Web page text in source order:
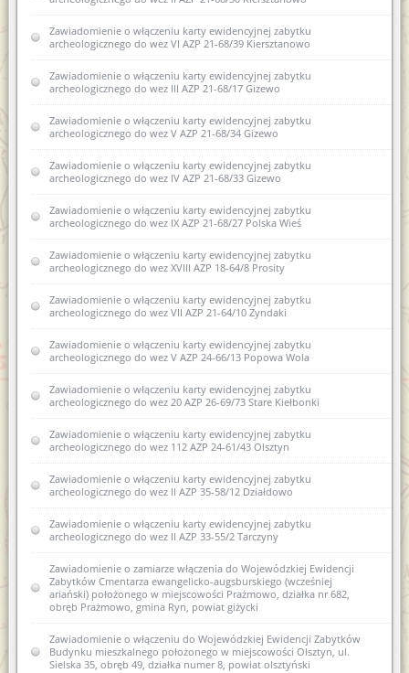
administracyjnego w sprawie wydania pozwolenia na
prowadzenie archeologicznych badań powierzchniowych na
trasie planowanej budowy obwodnicy miejscowości Gąski
Zawiadomienie o sporządzeniu nowej karty ewidencyjnej
zabytku archeologicznego lądowego i zamiarze włączenia jej do
wez XVI AZP 22-66/32 Biskupiec
Zawiadomienie o zamiarze włączenia do karty ewidencyjnej
zabytku archeologicznego lądowego do wojewódzkiej
ewidencji zabytków 12AZP 35-59/22 Sarnowo
Zawiadomienie o sporządzeniu nowej karty ewidencyjnej
zabytku archeologicznego III AZP23-62/22 Myki
Zawiadomienie o zamiarze włączenia do karty ewidencyjnej
zabytku archeologicznego lądowego do wojewódzkiej
ewidencji zabytków 10AZP 23-63/48 Rejczuchy Zalesie
Zawiadomienie o włączeniu do wojewódzkiej ewidencji
zabytków nowej karty ewidencyjnej zabytku archeologicznego
lądowego w wojewódzkiej ewidencji zabytków XVI AZP 22-
66/32 Biskupiec
Zawiadomienie o włączeniu karty ewidencyjnej zabytku
archeologicznego lądowego do wojewódzkiej ewidencji
zabytków 12AZP 35-59/22 Sarnowo
Zawiadomienie o zamiarze włączenia karty ewidencyjnej
zabytku archeologicznego lądowego do wojewódzkiej
ewidencji zabytków 22 AZP 26-69/69 Mojtyny
Zawiadomienie o zamiarze włączenia karty ewidencyjnej
zabytku archeologicznego lądowego do wojewódzkiej
ewidencji zabytków 13 AZP 26-68/9 Machary
Zawiadomienie o zamiarze włączenia karty ewidencyjnej
zabytku archeologicznego lądowego do wojewódzkiej
ewidencji zabytków 14 AZP 26-68/10 Machary
Zawiadomienie o sporządzeniu nowej karty ewidencyjnej
zabytku archeologicznego I AZP 26-68/1 Babięta
Zawiadomienie o sporządzeniu nowej karty ewidencyjnej
zabytku archeologicznego i zamiarze włączenia jej do wez I AZP
13-62/1 Wiewiórki
Zawiadomienie o włączeniu karty ewidencyjnej zabytku
archeologicznego do wez VI AZP 21-68/39 Kiersztanowo
Zawiadomienie o włączeniu karty ewidencyjnej zabytku
archeologicznego do wez III AZP 21-68/17 Gizewo
Zawiadomienie o włączeniu karty ewidencyjnej zabytku
archeologicznego do wez V AZP 21-68/34 Gizewo
Zawiadomienie o włączeniu karty ewidencyjnej zabytku
archeologicznego do wez IV AZP 21-68/33 Gizewo
Zawiadomienie o włączeniu karty ewidencyjnej zabytku
archeologicznego do wez IX AZP 21-68/27 Polska Wieś
Zawiadomienie o włączeniu karty ewidencyjnej zabytku
archeologicznego do wez XVIII AZP 18-64/8 Prosity
Zawiadomienie o włączeniu karty ewidencyjnej zabytku
archeologicznego do wez VII AZP 21-64/10 Zyndaki
Zawiadomienie o włączeniu karty ewidencyjnej zabytku
archeologicznego do wez V AZP 24-66/13 Popowa Wola
Zawiadomienie o włączeniu karty ewidencyjnej zabytku
archeologicznego do wez 20 AZP 26-69/73 Stare Kiełbonki
Zawiadomienie o włączeniu karty ewidencyjnej zabytku
archeologicznego do wez 112 AZP 24-61/43 Olsztyn
Zawiadomienie o włączeniu karty ewidencyjnej zabytku
archeologicznego do wez II AZP 35-58/12 Działdowo
Zawiadomienie o włączeniu karty ewidencyjnej zabytku
archeologicznego do wez II AZP 33-55/2 Tarczyny
Zawiadomienie o zamiarze włączenia do Wojewódzkiej Ewidencji
Zabytków Cmentarza ewangelicko-augsburskiego (wcześniej
ariański) położonego w miejscowości Prażmowo, działka nr 682,
obręb Prażmowo, gmina Ryn, powiat giżycki
Zawiadomienie o włączeniu do Wojewódzkiej Ewidencji Zabytków
Budynku mieszkalnego położonego w miejscowości Olsztyn, ul.
Sielska 35, obręb 49, działka numer 8, powiat olsztyński